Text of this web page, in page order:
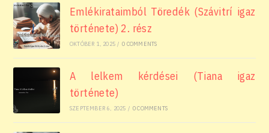
Emlékirataimból Töredék (Szávitrí igaz
története) 2. rész
OKTÓBER 1, 2025 / 0 COMMENTS
A lelkem kérdései (Tiana igaz
története)
SZEPTEMBER 6, 2025 / 0 COMMENTS